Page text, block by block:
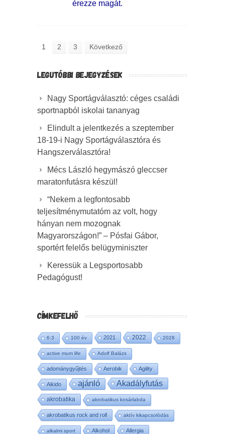
érezze magát.
1 2 3 Következő
LEGUTÓBBI BEJEGYZÉSEK
Nagy Sportágválasztó: céges családi
sportnapból iskolai tananyag
Elindult a jelentkezés a szeptember
18-19-i Nagy Sportágválasztóra és
Hangszerválasztóra!
Mécs László hegymászó gleccser
maratonfutásra készül!
“Nekem a legfontosabb
teljesítménymutatóm az volt, hogy
hányan nem mozognak
Magyarországon!” – Pósfai Gábor,
sportért felelős belügyminiszter
Keressük a Legsportosabb
Pedagógust!
CÍMKEFELHŐ
6:3 100 év 2021 2022 2028
active mum life Adolf Balázs
adománygyűjtés Aerobik Agility
Aikido ajánló Akadályfutás
akrobatika akrobatikus kosárlabda
akrobatikus rock and roll aktív kikapcsolódás
alkalmi sport Alkohol Allergia